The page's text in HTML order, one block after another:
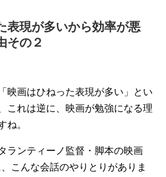
表現が多いから効率が悪
その２
映画はひねった表現が多い」とい
これは逆に、映画が勉強になる理
ね。
ランティーノ監督・脚本の映画
こんな会話のやりとりがありま